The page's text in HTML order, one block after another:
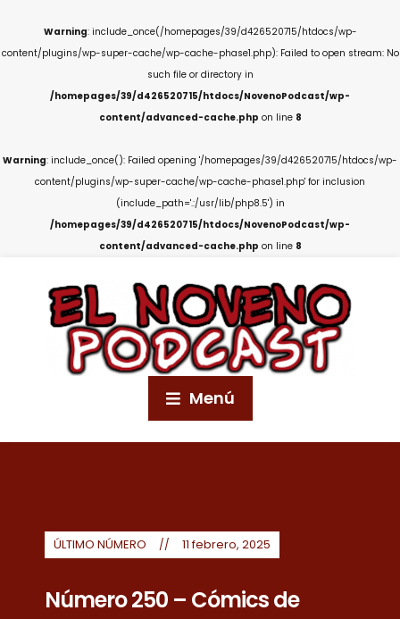
Warning: include_once(/homepages/39/d426520715/htdocs/wp-
content/plugins/wp-super-cache/wp-cache-phase1.php): Failed to open stream: No
such file or directory in
/homepages/39/d426520715/htdocs/NovenoPodcast/wp-
content/advanced-cache.php on line 8
Warning: include_once(): Failed opening '/homepages/39/d426520715/htdocs/wp-
content/plugins/wp-super-cache/wp-cache-phase1.php' for inclusion
(include_path='.:/usr/lib/php8.5') in
/homepages/39/d426520715/htdocs/NovenoPodcast/wp-
content/advanced-cache.php on line 8
Menú
ÚLTIMO NÚMERO 11 febrero, 2025
Número 250 – Cómics de